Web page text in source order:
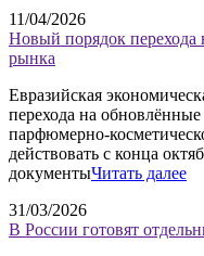
11/04/2026
Новый порядок перехода
рынка
Евразийская
перехода на обновлённые
парфюмерно-
действовать с конца
документыЧитать далее
31/03/2026
В России готовят